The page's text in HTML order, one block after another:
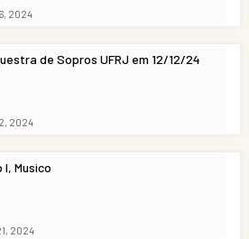
2024
de Sopros UFRJ em 12/12/24
2024
I, Musico
2024